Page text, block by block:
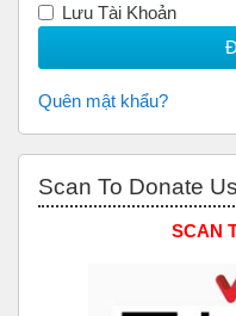
Lưu Tài Khoản
Quên mật khẩu?
Scan To Donate
SCAN